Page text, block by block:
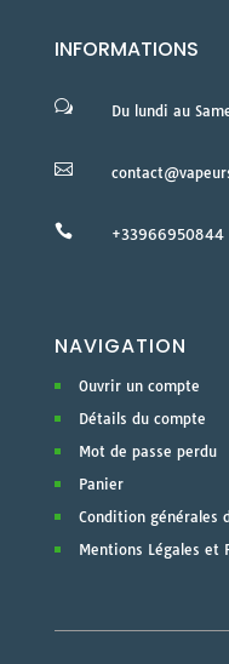
INFORMATIONS
w Du lundi au

 +33966950844
NAVIGATION
Ouvrir un compte
Détails du compte
Mot de passe perdu
Panier
Condition générales
Mentions Légales et